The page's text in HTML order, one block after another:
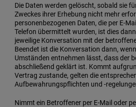
Die Daten werden gelöscht, sobald sie
Zweckes ihrer Erhebung nicht mehr
personenbezogenen Daten, die per E-
Telefon übermittelt wurden, ist dies
jeweilige Konversation mit der
Beendet ist die Konversation dann,
Umständen entnehmen lässt, dass der
abschließend geklärt ist. Kommt
Vertrag zustande, gelten die
Aufbewahrungspflichten und -
Nimmt ein Betroffener per E-Mail oder